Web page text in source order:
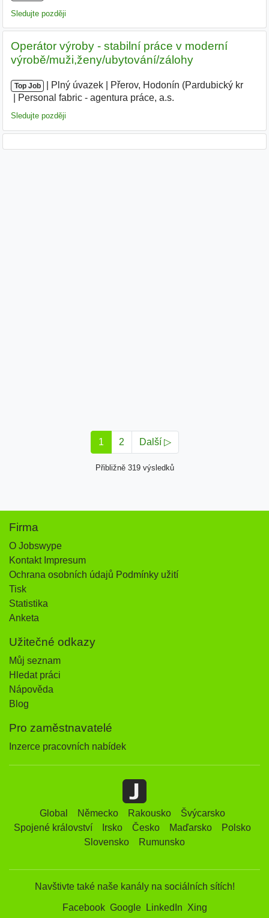
Sledujte později
Operátor výroby - stabilní práce v moderní
výrobě/muži,ženy/ubytování/zálohy
Top Job Plný úvazek Přerov, Hodonín (Pardubický kr
Personal fabric - agentura práce, a.s.
Sledujte později
1 2 Další ▷
Přibližně 319 výsledků
Firma
O Jobswype
Kontakt Impresum
Ochrana osobních údajů Podmínky užití
Tisk
Statistika
Anketa
Užitečné odkazy
Můj seznam
Hledat práci
Nápověda
Blog
Pro zaměstnavatelé
Inzerce pracovních nabídek
Global Německo Rakousko
Švýcarsko
Spojené království
Irsko Česko Maďarsko
Polsko
Slovensko
Rumunsko
Navštivte také naše kanály na sociálních sítích!
Facebook Google LinkedIn Xing